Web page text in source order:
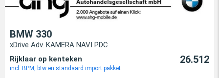
BMW 330
xDrive Adv. KAMERA NAVI PDC
Rijklaar op kenteken
incl. BPM, btw en standaard import pakket
26.512